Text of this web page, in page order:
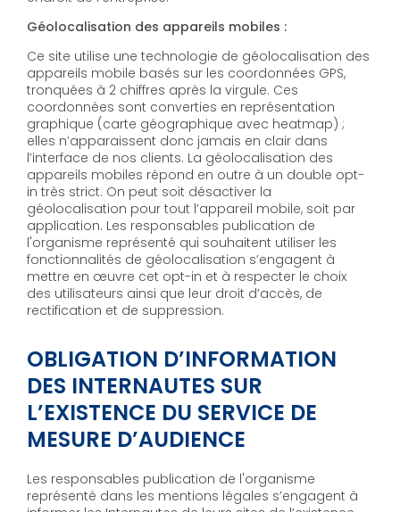
Géolocalisation des appareils mobiles :
Ce site utilise une technologie de géolocalisation des
appareils mobile basés sur les coordonnées GPS,
tronquées à 2 chiffres après la virgule. Ces
coordonnées sont converties en représentation
graphique (carte géographique avec heatmap) ;
elles n’apparaissent donc jamais en clair dans
l’interface de nos clients. La géolocalisation des
appareils mobiles répond en outre à un double opt-
in très strict. On peut soit désactiver la
géolocalisation pour tout l’appareil mobile, soit par
application. Les responsables publication de
l'organisme représenté qui souhaitent utiliser les
fonctionnalités de géolocalisation s’engagent à
mettre en œuvre cet opt-in et à respecter le choix
des utilisateurs ainsi que leur droit d’accès, de
rectification et de suppression.
OBLIGATION D’INFORMATION
DES INTERNAUTES SUR
L’EXISTENCE DU SERVICE DE
MESURE D’AUDIENCE
Les responsables publication de l'organisme
représenté dans les mentions légales s’engagent à